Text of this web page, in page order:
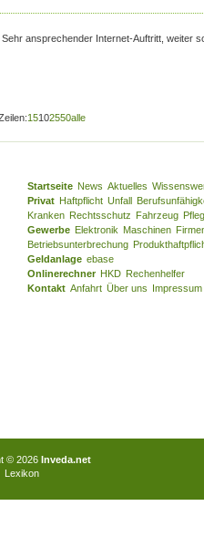
Sehr ansprechender Internet-Auftritt, weiter
1 5102550alle
Startseite News Aktuelles
Privat Haftpflicht Unfall
Kranken Rechtsschutz Fahrzeug
Gewerbe Elektronik Maschinen
Betriebsunterbrechung
Geldanlage ebase
Onlinerechner HKD Rechenhelfer
Kontakt Anfahrt Über uns Impressum
© 2026 Inveda.net
Lexikon